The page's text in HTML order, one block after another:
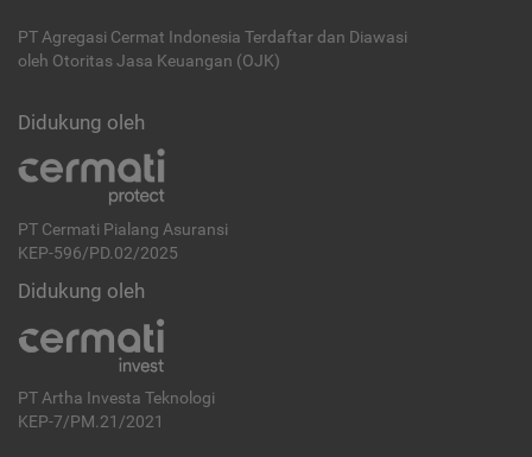
PT Agregasi Cermat Indonesia Terdaftar dan Diawasi
oleh Otoritas Jasa Keuangan (OJK)
Didukung oleh
PT Cermati Pialang Asuransi
KEP-596/PD.02/2025
Didukung oleh
PT Artha Investa Teknologi
KEP-7/PM.21/2021